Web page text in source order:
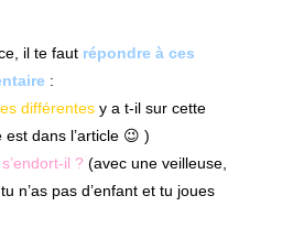
il te faut répondre à ces
:
différentes y a t-il sur cette
dans l’article 😉 )
il ? (avec une veilleuse,
n’as pas d’enfant et tu joues